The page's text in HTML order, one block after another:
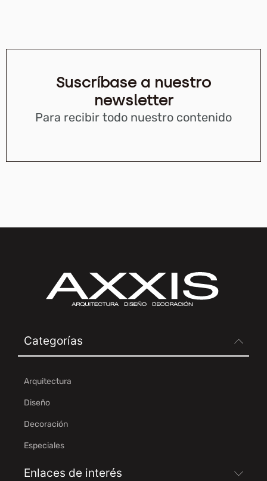
Suscríbase a nuestro
newsletter
Para recibir todo nuestro contenido
Categorías
Arquitectura
Diseño
Decoración
Especiales
Enlaces de interés